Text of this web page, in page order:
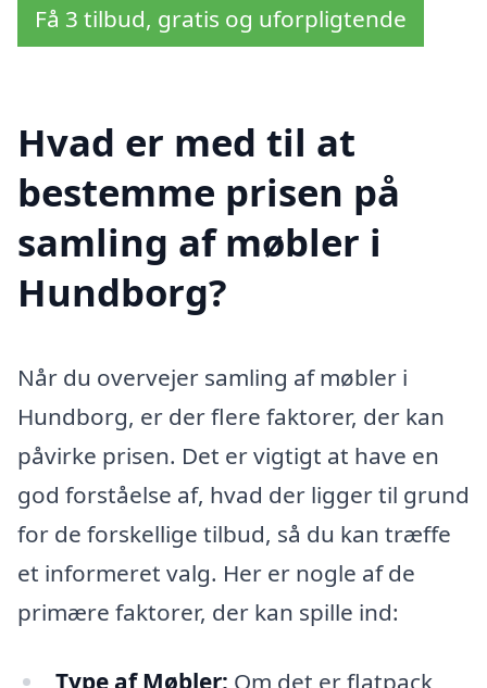
Få 3 tilbud, gratis og uforpligtende
Hvad er med til at
bestemme prisen på
samling af møbler i
Hundborg?
Når du overvejer samling af møbler i
Hundborg, er der flere faktorer, der kan
påvirke prisen. Det er vigtigt at have en
god forståelse af, hvad der ligger til grund
for de forskellige tilbud, så du kan træffe
et informeret valg. Her er nogle af de
primære faktorer, der kan spille ind:
Type af Møbler: Om det er flatpack